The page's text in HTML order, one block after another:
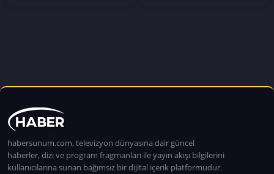
habersunum.com, televizyon dünyasına dair güncel
haberler, dizi ve program fragmanları ile yayın akışı bilgilerini
kullanıcılarına sunan bağımsız bir dijital içerik platformudur.